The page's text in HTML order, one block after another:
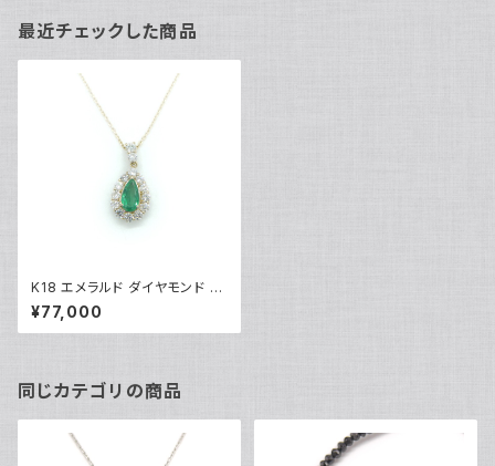
最近チェックした商品
K18 エメラルド ダイヤモンド ペ
ンダント ネックレス 18金 アズキ
チェーン Y04048
¥77,000
同じカテゴリの商品